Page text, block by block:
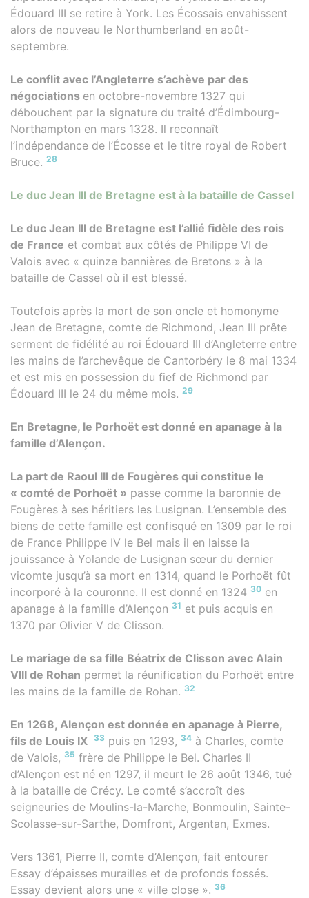
Édouard III se retire à York. Les Écossais envahissent
alors de nouveau le Northumberland en août-
septembre.
Le conflit avec l’Angleterre s’achève par des
négociations en octobre-novembre 1327 qui
débouchent par la signature du traité d’Édimbourg-
Northampton en mars 1328. Il reconnaît
l’indépendance de l’Écosse et le titre royal de Robert
Bruce. 28
Le duc Jean III de Bretagne est à la bataille de Cassel
Le duc Jean III de Bretagne est l’allié fidèle des rois
de France et combat aux côtés de Philippe VI de
Valois avec « quinze bannières de Bretons » à la
bataille de Cassel où il est blessé.
Toutefois après la mort de son oncle et homonyme
Jean de Bretagne, comte de Richmond, Jean III prête
serment de fidélité au roi Édouard III d’Angleterre entre
les mains de l’archevêque de Cantorbéry le 8 mai 1334
et est mis en possession du fief de Richmond par
Édouard III le 24 du même mois. 29
En Bretagne, le Porhoët est donné en apanage à la
famille d’Alençon.
La part de Raoul III de Fougères qui constitue le
« comté de Porhoët » passe comme la baronnie de
Fougères à ses héritiers les Lusignan. L’ensemble des
biens de cette famille est confisqué en 1309 par le roi
de France Philippe IV le Bel mais il en laisse la
jouissance à Yolande de Lusignan sœur du dernier
vicomte jusqu’à sa mort en 1314, quand le Porhoët fût
incorporé à la couronne. Il est donné en 1324 30 en
apanage à la famille d’Alençon 31 et puis acquis en
1370 par Olivier V de Clisson.
Le mariage de sa fille Béatrix de Clisson avec Alain
VIII de Rohan permet la réunification du Porhoët entre
les mains de la famille de Rohan. 32
En 1268, Alençon est donnée en apanage à Pierre,
fils de Louis IX
33 puis en 1293, 34 à Charles, comte
de Valois, 35 frère de Philippe le Bel. Charles II
d’Alençon est né en 1297, il meurt le 26 août 1346, tué
à la bataille de Crécy. Le comté s’accroît des
seigneuries de Moulins-la-Marche, Bonmoulin, Sainte-
Scolasse-sur-Sarthe, Domfront, Argentan, Exmes.
Vers 1361, Pierre II, comte d’Alençon, fait entourer
Essay d’épaisses murailles et de profonds fossés.
Essay devient alors une « ville close ». 36